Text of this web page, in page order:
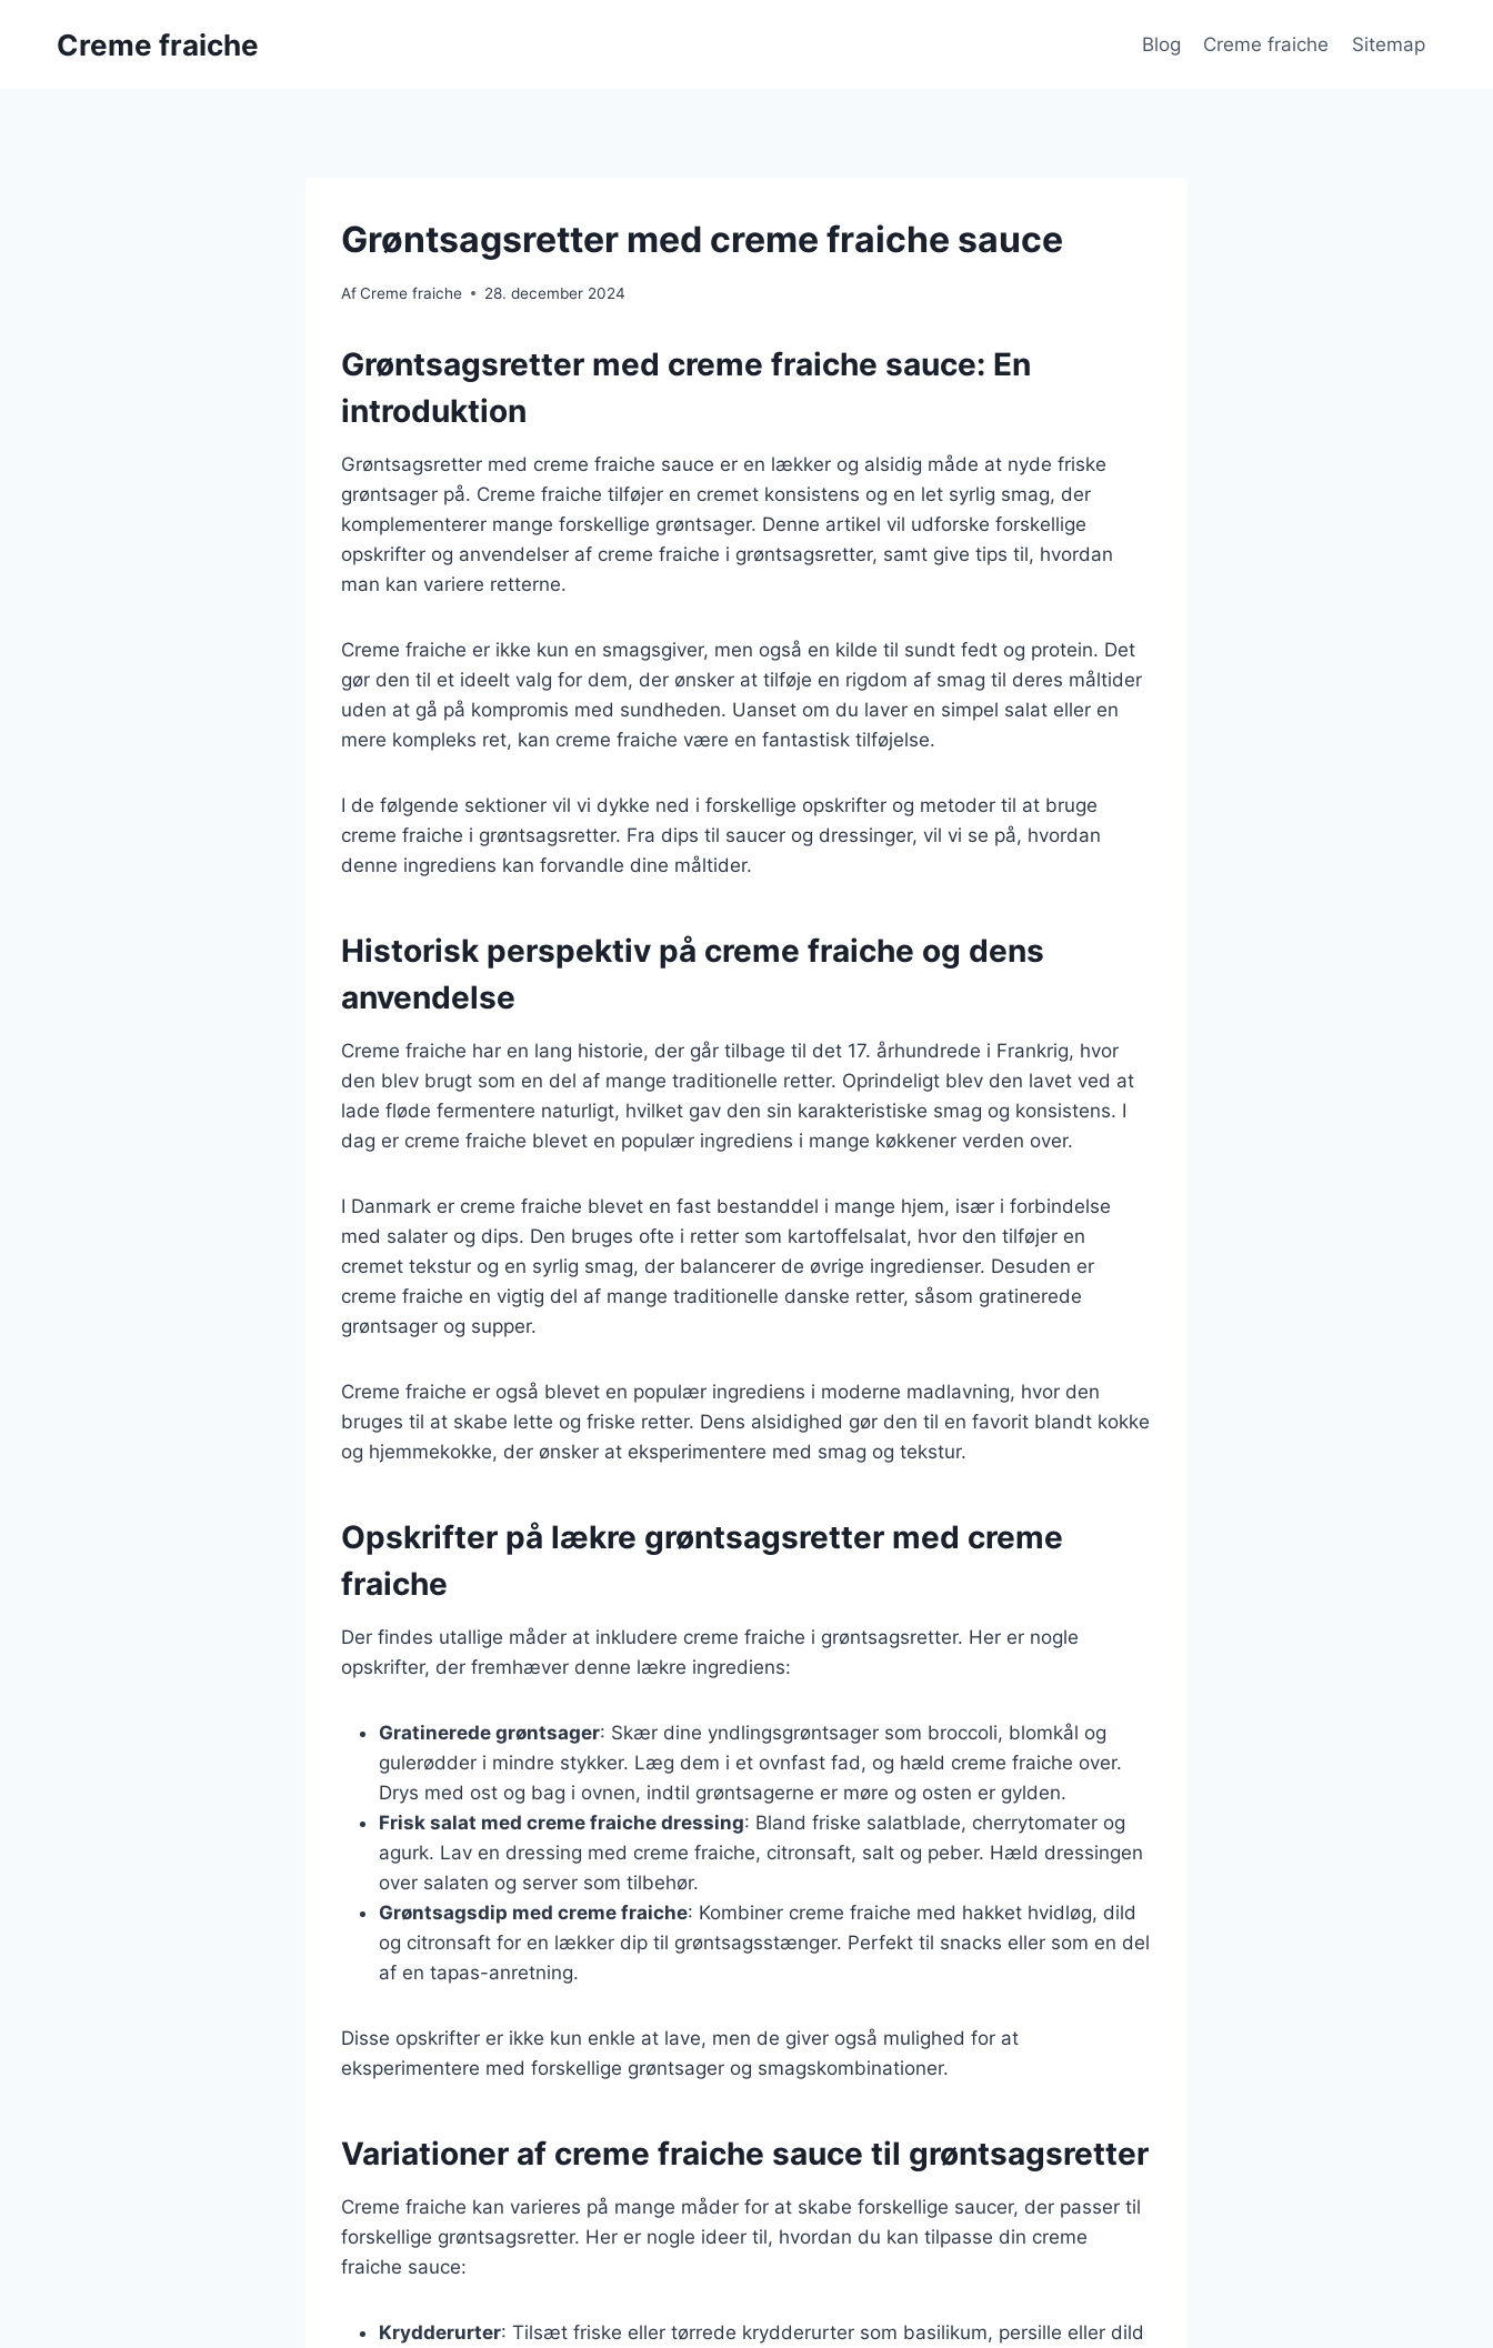
Creme fraiche Blog Creme fraiche Sitemap
Grøntsagsretter med creme fraiche sauce
AfCreme fraiche 28. december 2024
Grøntsagsretter med creme fraiche sauce: En
introduktion
Grøntsagsretter med creme fraiche sauce er en lækker og alsidig måde at nyde friske
grøntsager på. Creme fraiche tilføjer en cremet konsistens og en let syrlig smag, der
komplementerer mange forskellige grøntsager. Denne artikel vil udforske forskellige
opskrifter og anvendelser af creme fraiche i grøntsagsretter, samt give tips til, hvordan
man kan variere retterne.
Creme fraiche er ikke kun en smagsgiver, men også en kilde til sundt fedt og protein. Det
gør den til et ideelt valg for dem, der ønsker at tilføje en rigdom af smag til deres måltider
uden at gå på kompromis med sundheden. Uanset om du laver en simpel salat eller en
mere kompleks ret, kan creme fraiche være en fantastisk tilføjelse.
I de følgende sektioner vil vi dykke ned i forskellige opskrifter og metoder til at bruge
creme fraiche i grøntsagsretter. Fra dips til saucer og dressinger, vil vi se på, hvordan
denne ingrediens kan forvandle dine måltider.
Historisk perspektiv på creme fraiche og dens
anvendelse
Creme fraiche har en lang historie, der går tilbage til det 17. århundrede i Frankrig, hvor
den blev brugt som en del af mange traditionelle retter. Oprindeligt blev den lavet ved at
lade fløde fermentere naturligt, hvilket gav den sin karakteristiske smag og konsistens. I
dag er creme fraiche blevet en populær ingrediens i mange køkkener verden over.
I Danmark er creme fraiche blevet en fast bestanddel i mange hjem, især i forbindelse
med salater og dips. Den bruges ofte i retter som kartoffelsalat, hvor den tilføjer en
cremet tekstur og en syrlig smag, der balancerer de øvrige ingredienser. Desuden er
creme fraiche en vigtig del af mange traditionelle danske retter, såsom gratinerede
grøntsager og supper.
Creme fraiche er også blevet en populær ingrediens i moderne madlavning, hvor den
bruges til at skabe lette og friske retter. Dens alsidighed gør den til en favorit blandt kokke
og hjemmekokke, der ønsker at eksperimentere med smag og tekstur.
Opskrifter på lækre grøntsagsretter med creme
fraiche
Der findes utallige måder at inkludere creme fraiche i grøntsagsretter. Her er nogle
opskrifter, der fremhæver denne lækre ingrediens:
Gratinerede grøntsager: Skær dine yndlingsgrøntsager som broccoli, blomkål og
gulerødder i mindre stykker. Læg dem i et ovnfast fad, og hæld creme fraiche over.
Drys med ost og bag i ovnen, indtil grøntsagerne er møre og osten er gylden.
Frisk salat med creme fraiche dressing: Bland friske salatblade, cherrytomater og
agurk. Lav en dressing med creme fraiche, citronsaft, salt og peber. Hæld dressingen
over salaten og server som tilbehør.
Grøntsagsdip med creme fraiche: Kombiner creme fraiche med hakket hvidløg, dild
og citronsaft for en lækker dip til grøntsagsstænger. Perfekt til snacks eller som en del
af en tapas-anretning.
Disse opskrifter er ikke kun enkle at lave, men de giver også mulighed for at
eksperimentere med forskellige grøntsager og smagskombinationer.
Variationer af creme fraiche sauce til grøntsagsretter
Creme fraiche kan varieres på mange måder for at skabe forskellige saucer, der passer til
forskellige grøntsagsretter. Her er nogle ideer til, hvordan du kan tilpasse din creme
fraiche sauce:
Krydderurter: Tilsæt friske eller tørrede krydderurter som basilikum, persille eller dild